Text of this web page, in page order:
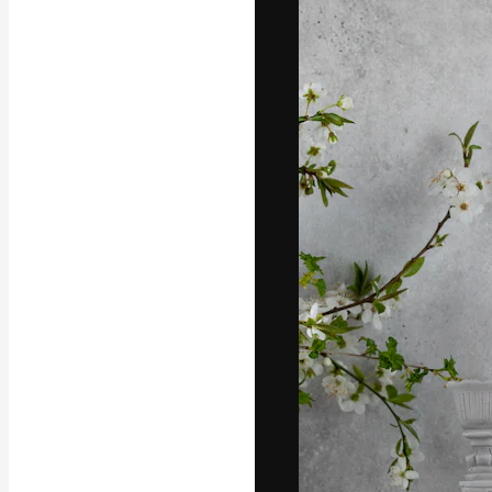
La piattaforma
migliori lavori.
creativi,
Italiano
Copyright ©